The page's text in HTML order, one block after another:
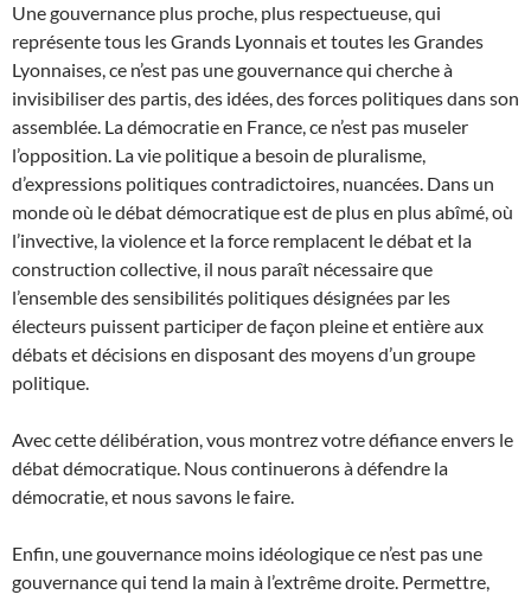
Une gouvernance plus proche, plus respectueuse, qui
représente tous les Grands Lyonnais et toutes les Grandes
Lyonnaises, ce n’est pas une gouvernance qui cherche à
invisibiliser des partis, des idées, des forces politiques dans son
assemblée. La démocratie en France, ce n’est pas museler
l’opposition. La vie politique a besoin de pluralisme,
d’expressions politiques contradictoires, nuancées. Dans un
monde où le débat démocratique est de plus en plus abîmé, où
l’invective, la violence et la force remplacent le débat et la
construction collective, il nous paraît nécessaire que
l’ensemble des sensibilités politiques désignées par les
électeurs puissent participer de façon pleine et entière aux
débats et décisions en disposant des moyens d’un groupe
politique.
Avec cette délibération, vous montrez votre défiance envers le
débat démocratique. Nous continuerons à défendre la
démocratie, et nous savons le faire.
Enfin, une gouvernance moins idéologique ce n’est pas une
gouvernance qui tend la main à l’extrême droite. Permettre,